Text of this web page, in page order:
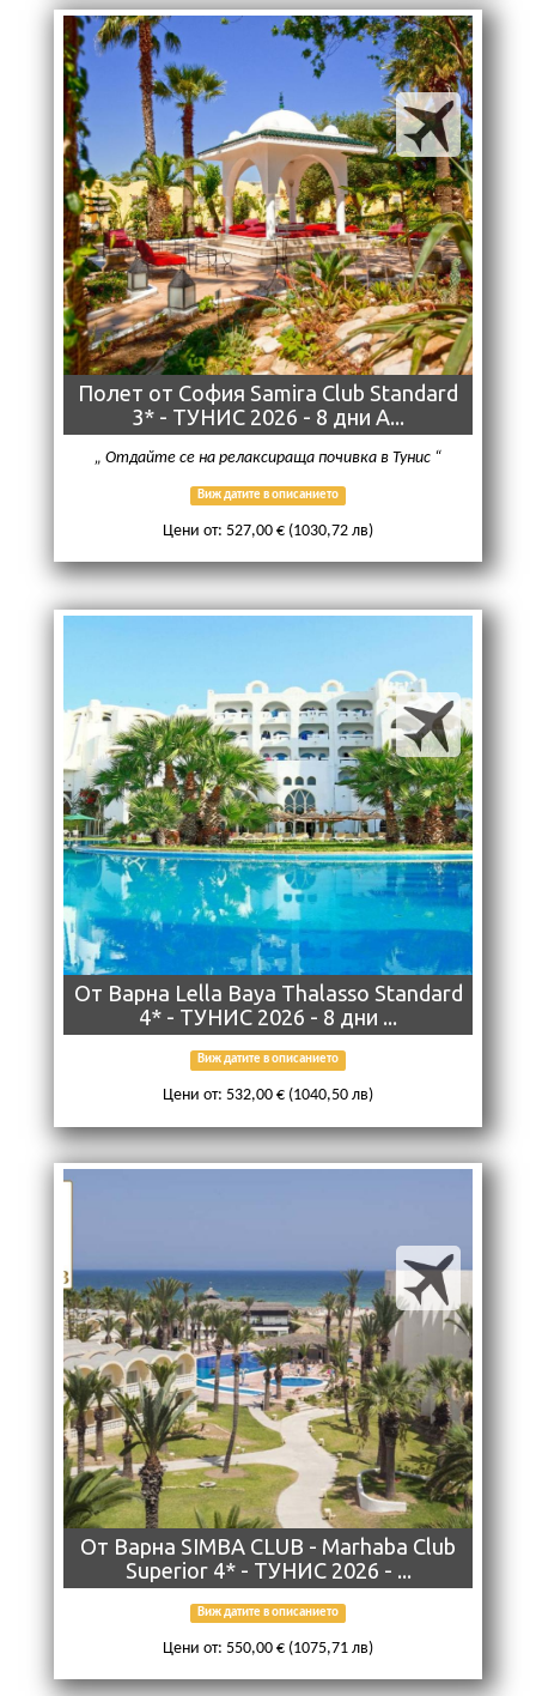
Полет от София Samira Club Standard
3* - ТУНИС 2026 - 8 дни A...
Отдайте се на релаксираща почивка в Тунис
Виж датите в описанието
Цени от: 527,00 € (1030,72 лв)
От Варна Lella Baya Thalasso Standard
4* - ТУНИС 2026 - 8 дни ...
Виж датите в описанието
Цени от: 532,00 € (1040,50 лв)
Oт Варна SIMBA CLUB - Marhaba Club
Superior 4* - ТУНИС 2026 - ...
Виж датите в описанието
Цени от: 550,00 € (1075,71 лв)